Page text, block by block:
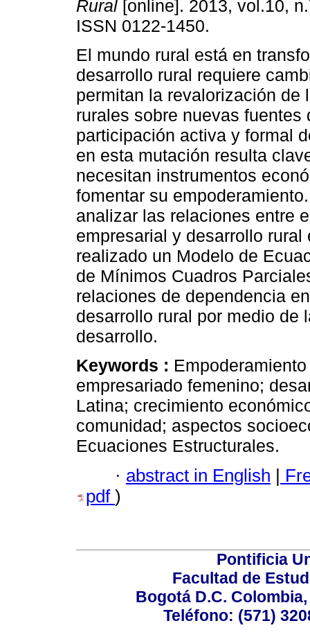
Rural [online]. 2013, vol.10,
ISSN 0122-1450.
El mundo rural está en
desarrollo rural requiere
permitan la revalorización de
rurales sobre nuevas fuentes
participación activa y formal
en esta mutación resulta
necesitan instrumentos
fomentar su
analizar las relaciones entre
empresarial y desarrollo
realizado un Modelo de
de Mínimos Cuadros
relaciones de dependencia
desarrollo rural por medio de
desarrollo.
Keywords :
empresariado femenino;
Latina; crecimiento
comunidad; aspectos
Ecuaciones Estructurales.
· abstract in English |
pdf )
Pontificia
Facultad de
Bogotá D.C.
Teléfono: (571)